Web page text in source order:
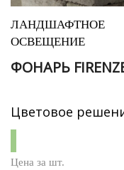
ЛАНДШАФТНОЕ
ОСВЕЩЕНИЕ
ФОНАРЬ
Цветовое
Цена за шт.